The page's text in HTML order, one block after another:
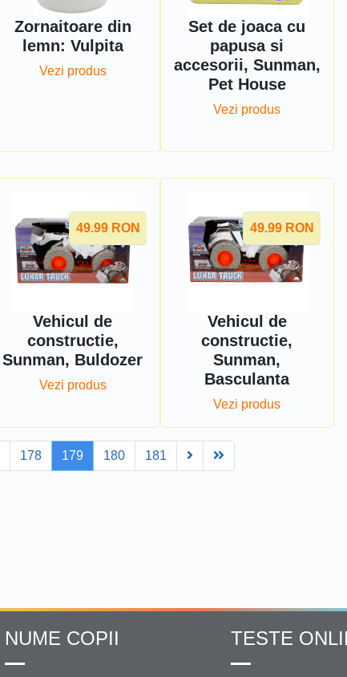
Zornaitoare din
lemn: Vulpita
Vezi produs
Set de joaca cu
papusa si
accesorii, Sunman,
Pet House
Vezi produs
49.99 RON
Vehicul de
constructie,
Sunman, Buldozer
Vezi produs
49.99 RON
Vehicul de
constructie,
Sunman,
Basculanta
Vezi produs
178 179 180 181 Next
NUME COPII TESTE